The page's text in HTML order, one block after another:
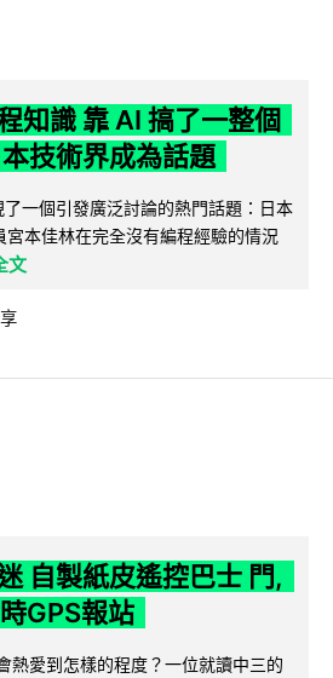
知識 靠 AI 搞了一整個
技術界成為話題
一個引發廣泛討論的熱門話題：日本
本佳林在完全沒有編程經驗的情況
文
自製紙皮遙控巴士 門,
GPS報站
熱愛到怎樣的程度？一位就讀中三的